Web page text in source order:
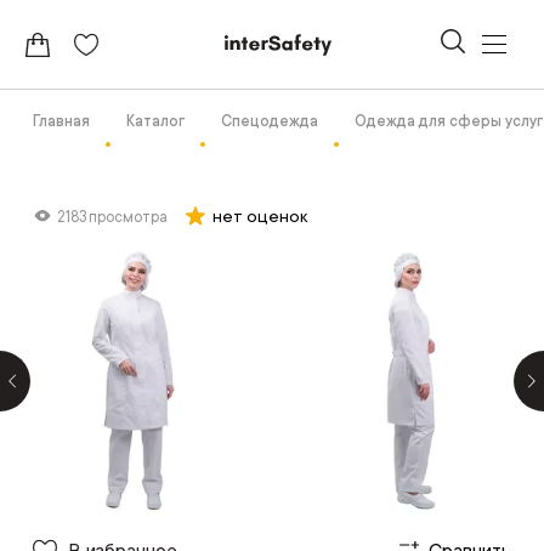
Главная Каталог Спецодежда Одежда для сферы услуг
2183 просмотра нет оценок